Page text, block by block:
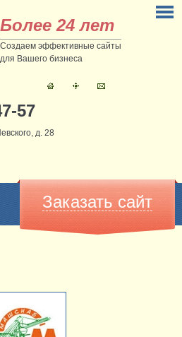
Более 24 лет
Создаем эффективные сайты
для Вашего бизнеса
57
д. 28
Заказать сайт